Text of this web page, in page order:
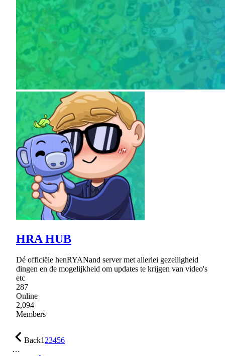
HRA HUB
Dé officiële henRYANand server met allerlei gezelligheid
dingen en de mogelijkheid om updates te krijgen van video's
etc
287
Online
2,094
Members
Back123456
…